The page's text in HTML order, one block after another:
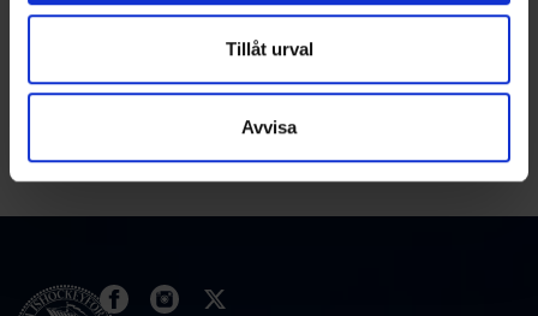
annons- och analysföretag som vi samarbetar med.
Dessa kan i sin tur kombinera informationen med annan
samlat in när du har använt deras tjänster.
Tillåt urval
Avvisa
Partners